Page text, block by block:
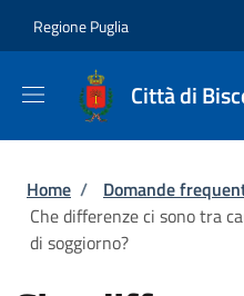
Regione Puglia
Città di
Briciole di
Home / Domande
Che differenze ci sono tra
di soggiorno?